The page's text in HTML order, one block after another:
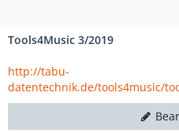
Tools4Music 3/2019
http://tabu-
datentechnik.de/tools4music/